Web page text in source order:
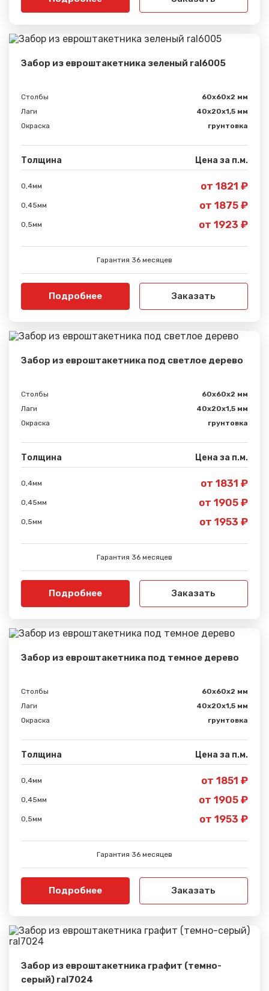
Забор из евроштакетника зеленый ral6005
Столбы
60х60х2 мм
Лаги
40х20х1,5 мм
Окраска
грунтовка
Толщина Цена за п.м.
0,4мм от 1821 ₽
0,45мм от 1875 ₽
0,5мм от 1923 ₽
Гарантия 36 месяцев
Подробнее Заказать
Забор из евроштакетника под светлое дерево
Столбы
60х60х2 мм
Лаги
40х20х1,5 мм
Окраска
грунтовка
Толщина Цена за п.м.
0,4мм от 1831 ₽
0,45мм от 1905 ₽
0,5мм от 1953 ₽
Гарантия 36 месяцев
Подробнее Заказать
Забор из евроштакетника под темное дерево
Столбы
60х60х2 мм
Лаги
40х20х1,5 мм
Окраска
грунтовка
Толщина Цена за п.м.
0,4мм от 1851 ₽
0,45мм от 1905 ₽
0,5мм от 1953 ₽
Гарантия 36 месяцев
Подробнее Заказать
Забор из евроштакетника графит (темно-
серый) ral7024
Сообщение успешно
Спасибо за обращение, наш специалист свяжется с
Вами.